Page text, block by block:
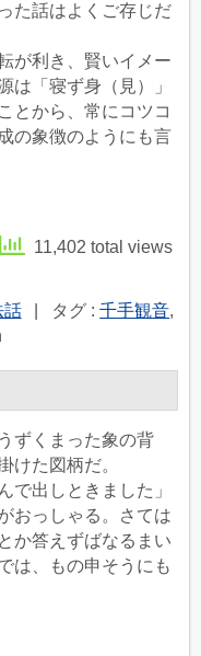
た話はよくご存じだ
が利き、賢いイメー
は「寝ず身（見）」
とから、常にコツコ
の象徴のようにも言
11,402 total views
話 タグ :千手観音,
ずくまった象の背
けた図柄だ。
で出しときました」
おっしゃる。さては
か答えずばなるまい
は、もの申そうにも